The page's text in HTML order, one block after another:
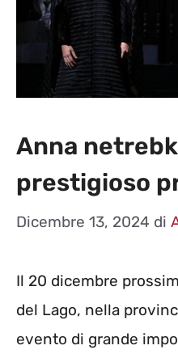
Anna
prestigioso
Dicembre 13, 2024 di
Il 20 dicembre
del Lago, nella
evento di grande